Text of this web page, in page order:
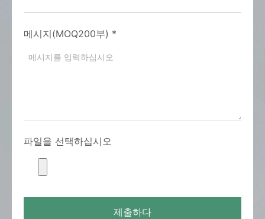
메시지(MOQ200부) *
파일을 선택하십시오
제출하다